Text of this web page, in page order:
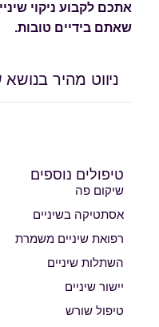
אתכם לקבוע ניקוי
שאתם בידיים טובות.
ניווט מהיר בנושא
טיפולים נוספים
שיקום פה
אסתטיקה בשיניים
רפואת שיניים משמרת
השתלות שיניים
יישור שיניים
טיפול שורש